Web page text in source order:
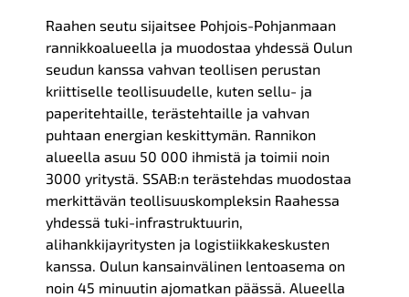
Raahen seutu sijaitsee Pohjois-Pohjanmaan
rannikkoalueella ja muodostaa yhdessä Oulun
seudun kanssa vahvan teollisen perustan
kriittiselle teollisuudelle, kuten sellu- ja
paperitehtaille, terästehtaille ja vahvan
puhtaan energian keskittymän. Rannikon
alueella asuu 50 000 ihmistä ja toimii noin
3000 yritystä. SSAB:n terästehdas muodostaa
merkittävän teollisuuskompleksin Raahessa
yhdessä tuki-infrastruktuurin,
alihankkijayritysten ja logistiikkakeskusten
kanssa. Oulun kansainvälinen lentoasema on
noin 45 minuutin ajomatkan päässä. Alueella